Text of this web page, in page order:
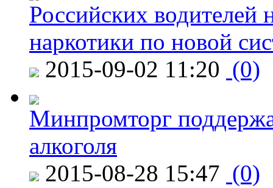
Российских водителей
наркотики по новой
2015-09-02 11:20 (0)
Минпромторг
алкоголя
2015-08-28 15:47 (0)